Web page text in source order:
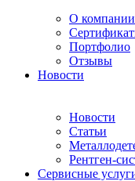
О компании
Портфолио
Отзывы
Новости
Новости
Статьи
Рентген-
Сервисные